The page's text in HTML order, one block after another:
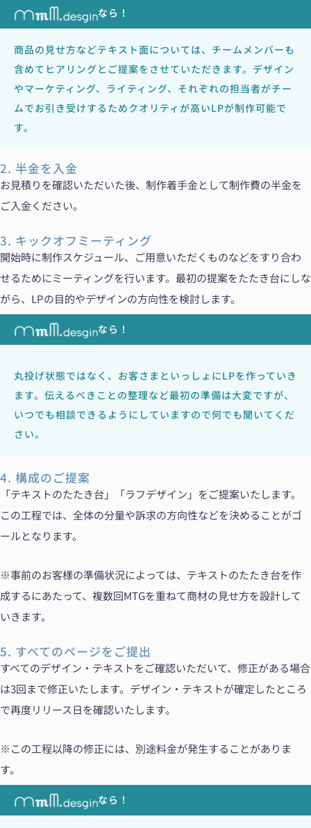
なら！
商品の見せ方などテキスト面については、チームメンバーも
含めてヒアリングとご提案をさせていただきます。デザイン
やマーケティング、ライティング、それぞれの担当者がチー
ムでお引き受けするためクオリティが高いLPが制作可能で
す。
2. 半金を入金
お見積りを確認いただいた後、制作着手金として制作費の半金を
ご入金ください。
3. キックオフミーティング
開始時に制作スケジュール、ご用意いただくものなどをすり合わ
せるためにミーティングを行います。最初の提案をたたき台にしな
がら、LPの目的やデザインの方向性を検討します。
なら！
丸投げ状態ではなく、お客さまといっしょにLPを作っていき
ます。伝えるべきことの整理など最初の準備は大変ですが、
いつでも相談できるようにしていますので何でも聞いてくだ
さい。
4. 構成のご提案
「テキストのたたき台」「ラフデザイン」をご提案いたします。
この工程では、全体の分量や訴求の方向性などを決めることがゴ
ールとなります。
※事前のお客様の準備状況によっては、テキストのたたき台を作
成するにあたって、複数回MTGを重ねて商材の見せ方を設計して
いきます。
5. すべてのページをご提出
すべてのデザイン・テキストをご確認いただいて、修正がある場合
は3回まで修正いたします。デザイン・テキストが確定したところ
で再度リリース日を確認いたします。
※この工程以降の修正には、別途料金が発生することがありま
す。
なら！